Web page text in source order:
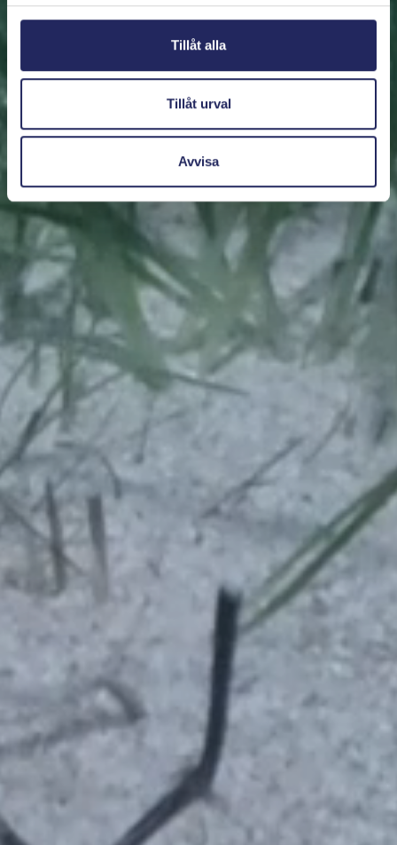
Tillåt alla
Tillåt urval
Avvisa